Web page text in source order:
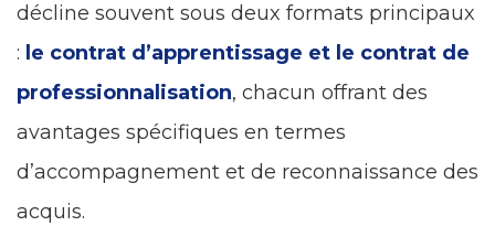
décline souvent sous deux formats principaux
: le contrat d’apprentissage et le contrat de
professionnalisation, chacun offrant des
avantages spécifiques en termes
d’accompagnement et de reconnaissance des
acquis.